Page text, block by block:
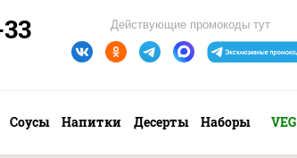
Действующие промокоды тут
Соусы Напитки Десерты Наборы VEG